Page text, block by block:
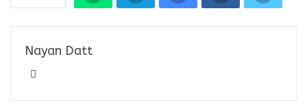
Nayan Datt